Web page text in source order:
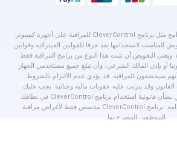
نحيطكم علما بأن استخدام برامج مثل برنامج CleverControl للمراقبة على أجهزة كمبيوتر
المناسب لاستخدامها يعد خرقا للقوانين الفيدرالية وقوانين
ويعني التفويض أن تثبت هذا النوع من برامج المراقبة فقط
أو بإذن المالك الشرعي، وأن تبلغ جميع مستخدمي الجهاز
سيخضعون للمراقبة. قد يؤدي عدم الالتزام بالشروط
القانون وقد يترتب عليه عقوبات مالية وجنائية. يجب عليك
استشارة مستشارك القانوني بشأن قانونية استخدام برنامج CleverControl في نطاقك
القضائي قبل تنزيله واستخدامه. برنامج CleverControl مخصص فقط لأغراض مراقبة
الموظفين المصرح بها.